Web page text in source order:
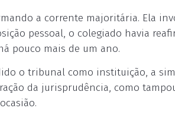
a corrente majoritária. Ela
pessoal, o colegiado havia
pouco mais de um ano.
o tribunal como instituição, a
da jurisprudência, como